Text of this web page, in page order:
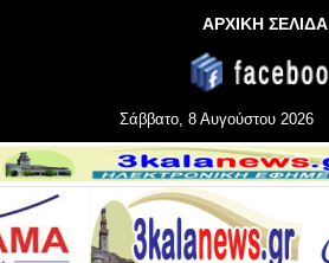
ΑΡΧΙΚΗ ΣΕΛΙΔΑ
Σάββατο, 8 Αυγούστου 2026